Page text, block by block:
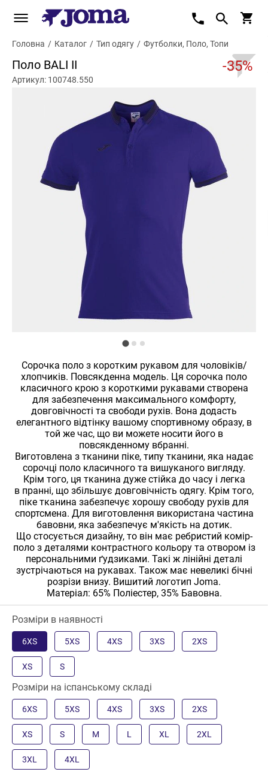
Головна / Каталог / Тип одягу / Футболки, Поло, Топи
Поло BALI II -35%
Артикул: 100748.550
Сорочка поло з коротким рукавом для чоловіків/
хлопчиків. Повсякденна модель. Ця сорочка поло
класичного крою з короткими рукавами створена
для забезпечення максимального комфорту,
довговічності та свободи рухів. Вона додасть
елегантного відтінку вашому спортивному образу, в
той же час, що ви можете носити його в
повсякденному вбранні.
Виготовлена з тканини піке, типу тканини, яка надає
сорочці поло класичного та вишуканого вигляду.
Крім того, ця тканина дуже стійка до часу і легка
в пранні, що збільшує довговічність одягу. Крім того,
піке тканина забезпечує хорошу свободу рухів для
спортсмена. Для виготовлення використана частина
бавовни, яка забезпечує м'якість на дотик.
Що стосується дизайну, то він має ребристий комір-
поло з деталями контрастного кольору та отвором із
персональними ґудзиками. Такі ж лінійні деталі
зустрічаються на рукавах. Також має невеликі бічні
розрізи внизу. Вишитий логотип Joma.
Матеріал: 65% Поліестер, 35% Бавовна.
Розміри в наявності
6XS 5XS 4XS 3XS 2XS
XS S
Розміри на іспанському складі
6XS 5XS 4XS 3XS 2XS
XS S M L XL 2XL
3XL 4XL